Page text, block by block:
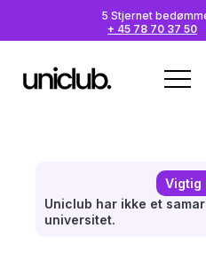
5 Stjernet
+ 45 78 70 37 50
Vigtig
Uniclub har ikke et
universitet.